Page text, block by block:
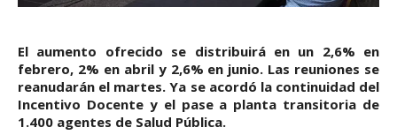
El aumento ofrecido se distribuirá en un 2,6% en
febrero, 2% en abril y 2,6% en junio. Las reuniones se
reanudarán el martes. Ya se acordó la continuidad del
Incentivo Docente y el pase a planta transitoria de
1.400 agentes de Salud Pública.